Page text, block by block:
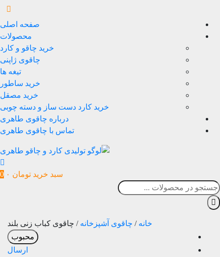
صفحه اصلی
محصولات
خرید چاقو و کارد
چاقوی ژاپنی
تیغه ها
خرید ساطور
خرید مصقل
خرید کارد دست ساز و دسته چوبی
درباره چاقوی طاهری
تماس با چاقوی طاهری
سبد خرید تومان 0
خانه / چاقوی آشپزخانه / چاقوی کباب زنی بلند
محبوب
ارسال